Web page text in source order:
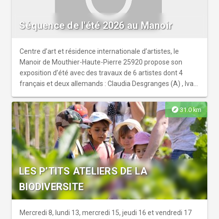
Séquence de l'été 2026 au Manoir
Centre d’art et résidence internationale d’artistes, le
Manoir de Mouthier-Haute-Pierre 25920 propose son
exposition d’été avec des travaux de 6 artistes dont 4
français et deux allemands : Claudia Desgranges (A) , Ivan
A) et Céline Turlotte. (F) Entrée libre. Médiation à la
demande en Français et en allemand.
explore31.0 km
LES P’TITS ATELIERS DE LA
BIODIVERSITE
Mercredi 8, lundi 13, mercredi 15, jeudi 16 et vendredi 17